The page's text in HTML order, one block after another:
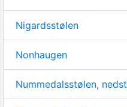
Nigardsstølen
Nonhaugen
Nummedalsstølen,